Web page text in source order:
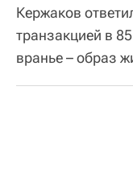
Кержаков
транзакцией в
вранье – образ